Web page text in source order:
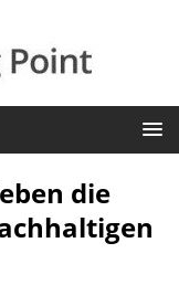
die